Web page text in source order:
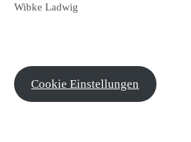
Wibke Ladwig
Cookie Einstellungen